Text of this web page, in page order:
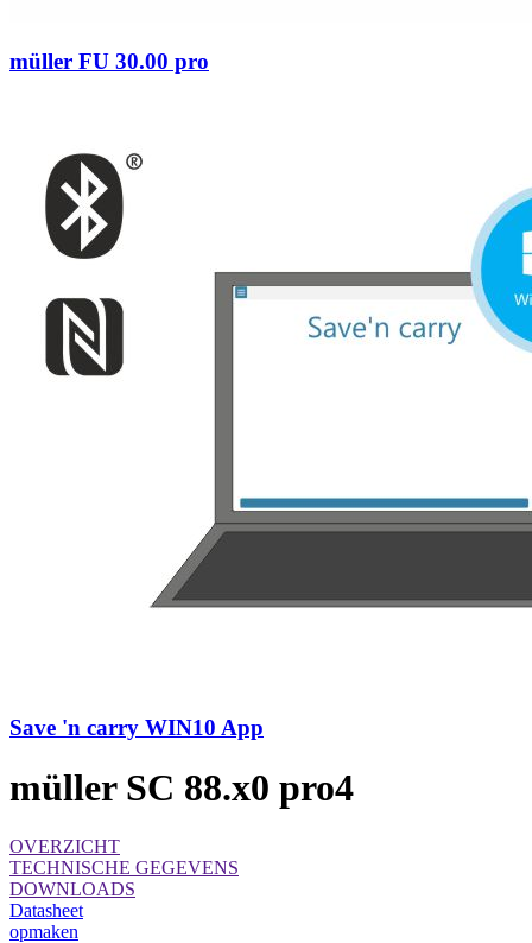
müller FU 30.00 pro
Save 'n carry WIN10 App
müller SC 88.x0 pro4
OVERZICHT
TECHNISCHE GEGEVENS
DOWNLOADS
Datasheet
opmaken